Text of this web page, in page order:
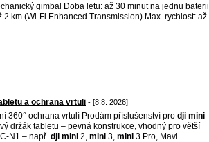
gimbal Doba letu: až 30 minut na jednu baterii
2 km (Wi-Fi Enhanced Transmission) Max. rychlost: až
a ochrana vrtuli - [8.8. 2026]
360° ochrana vrtulí Prodám příslušenství pro dji mini
držák tabletu – pevná konstrukce, vhodný pro větší
N1 – např. dji mini 2, mini 3, mini 3 Pro, Mavi ...